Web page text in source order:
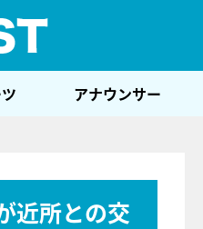
アナウンサー
近所との交